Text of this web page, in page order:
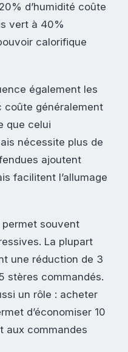
d’humidité coûte
vert à 40%
calorifique
également les
coûte généralement
que celui
nécessite plus de
ajoutent
facilitent l’allumage
permet souvent
La plupart
une réduction de 3
stères commandés.
un rôle : acheter
d’économiser 10
aux commandes